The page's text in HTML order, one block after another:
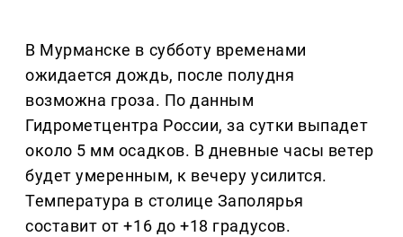
В Мурманске в субботу временами
ожидается дождь, после полудня
возможна гроза. По данным
Гидрометцентра России, за сутки выпадет
около 5 мм осадков. В дневные часы ветер
будет умеренным, к вечеру усилится.
Температура в столице Заполярья
составит от +16 до +18 градусов.